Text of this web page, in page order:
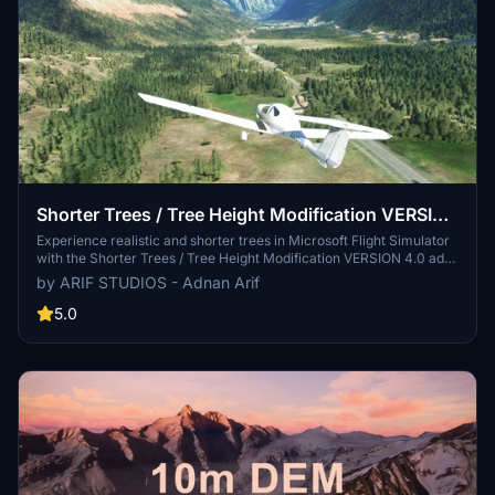
Shorter Trees / Tree Height Modification VERSION
4.0 for MFS2020 (shorter, realistic trees)
Experience realistic and shorter trees in Microsoft Flight Simulator
with the Shorter Trees / Tree Height Modification VERSION 4.0 add-
on. Compatible with the latest version of MSFS, this mod provides
adjusted tree heights for a more authentic flying experience.
Update includes enhanced tree coloration blending seamlessly with
into your community folder and enjoy a new perspective from the
by ARIF STUDIOS - Adnan Arif
5.0